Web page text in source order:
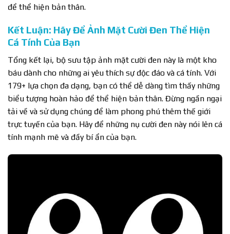
để thể hiện bản thân.
Kết Luận: Hãy Để Ảnh Mặt Cười Đen Thể Hiện
Cá Tính Của Bạn
Tổng kết lại, bộ sưu tập ảnh mặt cười đen này là một kho
báu dành cho những ai yêu thích sự độc đáo và cá tính. Với
179+ lựa chọn đa dạng, bạn có thể dễ dàng tìm thấy những
biểu tượng hoàn hảo để thể hiện bản thân. Đừng ngần ngại
tải về và sử dụng chúng để làm phong phú thêm thế giới
trực tuyến của bạn. Hãy để những nụ cười đen này nói lên cá
tính mạnh mẽ và đầy bí ẩn của bạn.